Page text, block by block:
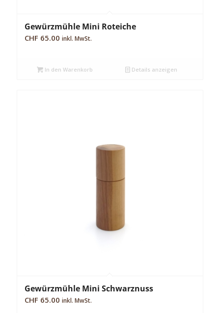
Gewürzmühle Mini Roteiche
CHF 65.00 inkl. MwSt.
In den Warenkorb Details anzeigen
Gewürzmühle Mini Schwarznuss
CHF 65.00 inkl. MwSt.